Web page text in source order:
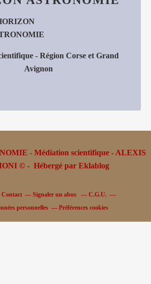
- Région Corse et Grand
Avignon
- Médiation scientifique - ALEXIS
© - Hébergé par Eklablog
Contact Signaler un abus
C.G.U.
personnelles
Préférences cookies